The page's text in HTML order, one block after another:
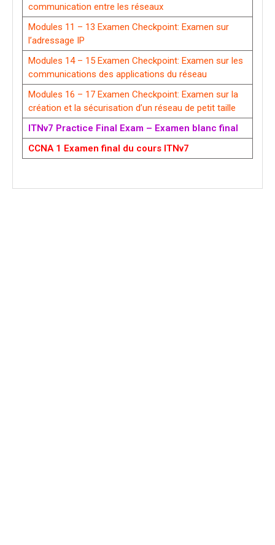
communication entre les réseaux
Modules 11 – 13 Examen Checkpoint: Examen sur
l’adressage IP
Modules 14 – 15 Examen Checkpoint: Examen sur les
communications des applications du réseau
Modules 16 – 17 Examen Checkpoint: Examen sur la
création et la sécurisation d’un réseau de petit taille
ITNv7 Practice Final Exam – Examen blanc final
CCNA 1 Examen final du cours ITNv7